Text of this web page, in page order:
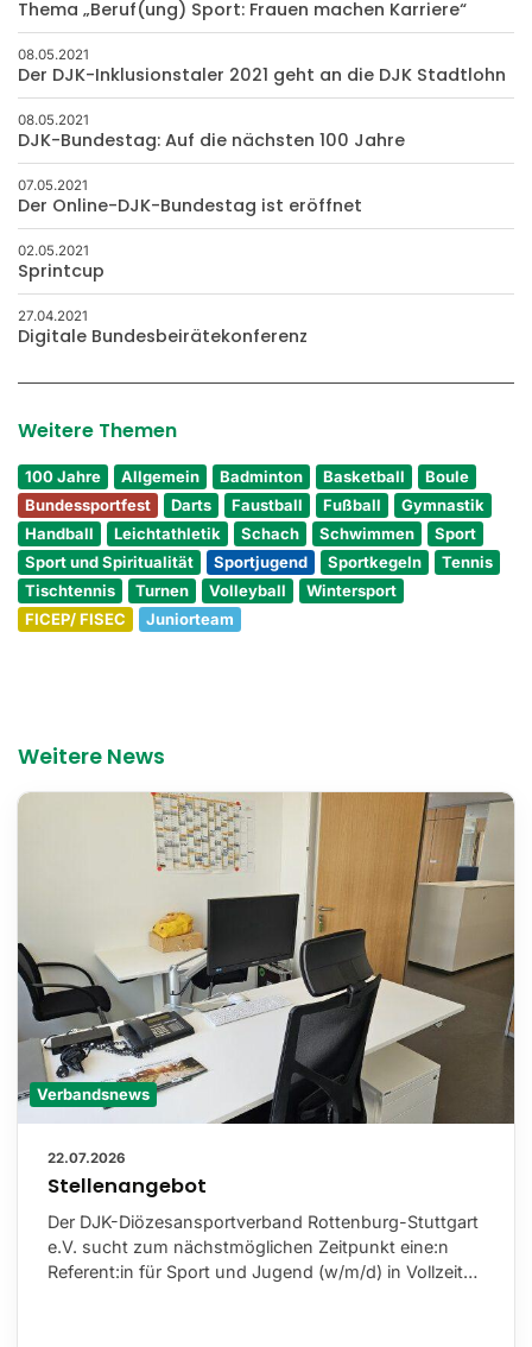
Thema „Beruf(ung) Sport: Frauen machen Karriere“
08.05.2021
Der DJK-Inklusionstaler 2021 geht an die DJK Stadtlohn
08.05.2021
DJK-Bundestag: Auf die nächsten 100 Jahre
07.05.2021
Der Online-DJK-Bundestag ist eröffnet
02.05.2021
Sprintcup
27.04.2021
Digitale Bundesbeirätekonferenz
Weitere Themen
100 Jahre Allgemein Badminton Basketball
Boule
Bundessportfest
Darts Faustball Fußball
Gymnastik
Handball
Leichtathletik Schach Schwimmen
Sport
Sport und Spiritualität
Sportjugend Sportkegeln
Tennis
Tischtennis
Turnen Volleyball
Wintersport
FICEP/ FISEC
Juniorteam
Weitere News
Verbandsnews
22.07.2026
Stellenangebot
Der DJK-Diözesansportverband Rottenburg-Stuttgart
e.V. sucht zum nächstmöglichen Zeitpunkt eine:n
Referent:in für Sport und Jugend (w/m/d) in Vollzeit…